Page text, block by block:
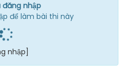
đăng nhập
để làm bài thi này
nhập]